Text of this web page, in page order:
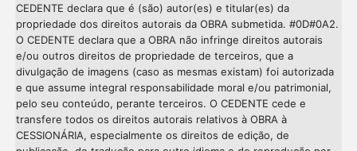
CEDENTE declara que é (são) autor(es) e titular(es) da
propriedade dos direitos autorais da OBRA submetida. #0D#0A2.
O CEDENTE declara que a OBRA não infringe direitos autorais
e/ou outros direitos de propriedade de terceiros, que a
divulgação de imagens (caso as mesmas existam) foi autorizada
e que assume integral responsabilidade moral e/ou patrimonial,
pelo seu conteúdo, perante terceiros. O CEDENTE cede e
transfere todos os direitos autorais relativos à OBRA à
CESSIONÁRIA, especialmente os direitos de edição, de